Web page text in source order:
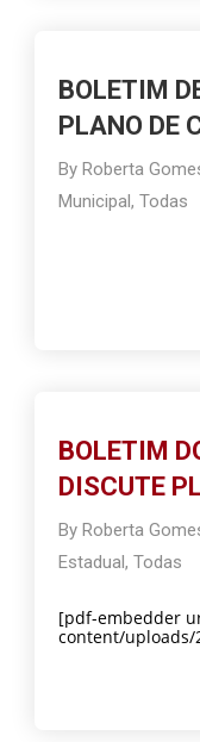
BOLETIM
PLANO DE
ByRoberta
Municipal,Todas
BOLETIM
DISCUTE
ByRoberta
Estadual,Todas
[pdf-embedder
content/uploads/